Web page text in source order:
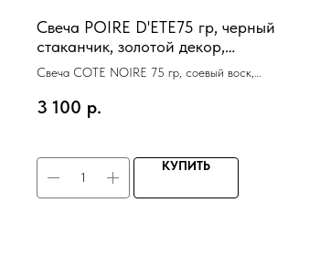
Свеча POIRE D'ETE75 гр, черный
стаканчик, золотой декор,
11х7,5х7,5см соевый воск
Свеча COTE NOIRE 75 гр, соевый воск,
3 100 р.
КУПИТЬ